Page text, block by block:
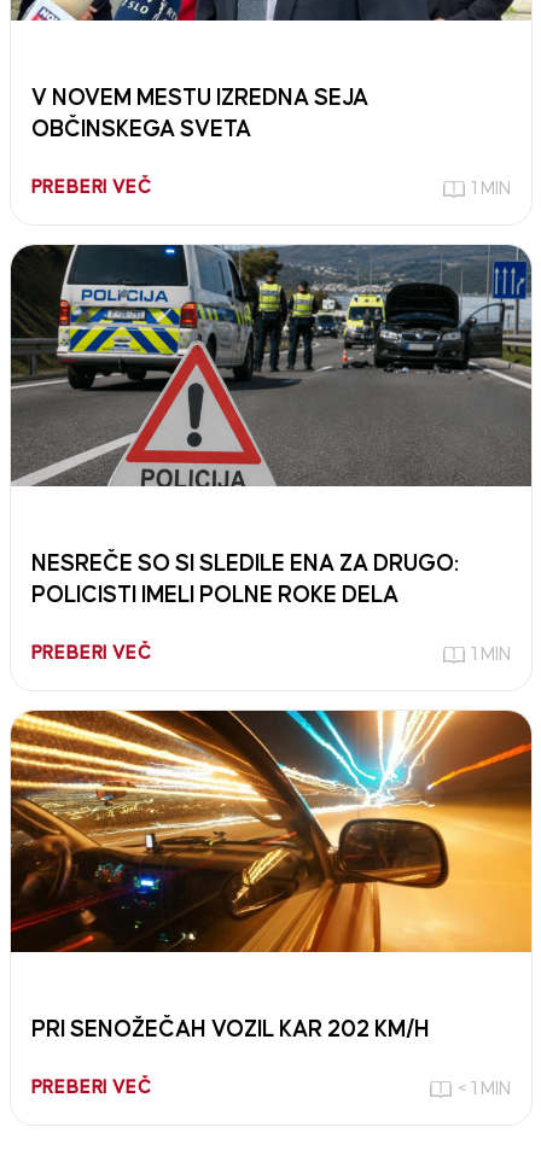
V NOVEM MESTU IZREDNA SEJA
OBČINSKEGA SVETA
PREBERI VEČ 1 MIN
NESREČE SO SI SLEDILE ENA ZA DRUGO:
POLICISTI IMELI POLNE ROKE DELA
PREBERI VEČ 1 MIN
PRI SENOŽEČAH VOZIL KAR 202 KM/H
PREBERI VEČ < 1 MIN